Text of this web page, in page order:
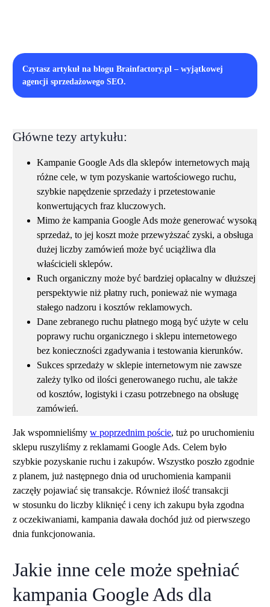
Czytasz artykuł na blogu Brainfactory.pl – wyjątkowej
agencji sprzedażowego SEO.
Główne tezy artykułu:
Kampanie Google Ads dla sklepów internetowych mają
różne cele, w tym pozyskanie wartościowego ruchu,
szybkie napędzenie sprzedaży i przetestowanie
konwertujących fraz kluczowych.
Mimo że kampania Google Ads może generować wysoką
sprzedaż, to jej koszt może przewyższać zyski, a obsługa
dużej liczby zamówień może być uciążliwa dla
właścicieli sklepów.
Ruch organiczny może być bardziej opłacalny w dłuższej
perspektywie niż płatny ruch, ponieważ nie wymaga
stałego nadzoru i kosztów reklamowych.
Dane zebranego ruchu płatnego mogą być użyte w celu
poprawy ruchu organicznego i sklepu internetowego
bez konieczności zgadywania i testowania kierunków.
Sukces sprzedaży w sklepie internetowym nie zawsze
zależy tylko od ilości generowanego ruchu, ale także
od kosztów, logistyki i czasu potrzebnego na obsługę
zamówień.
Jak wspomnieliśmyw poprzednim poście, tuż po uruchomieniu
sklepu ruszyliśmy z reklamami Google Ads. Celem było
szybkie pozyskanie ruchu i zakupów. Wszystko poszło zgodnie
z planem, już następnego dnia od uruchomienia kampanii
zaczęły pojawiać się transakcje. Również ilość transakcji
w stosunku do liczby kliknięć i ceny ich zakupu była zgodna
z oczekiwaniami, kampania dawała dochód już od pierwszego
dnia funkcjonowania.
Jakie inne cele może spełniać
kampania Google Ads dla